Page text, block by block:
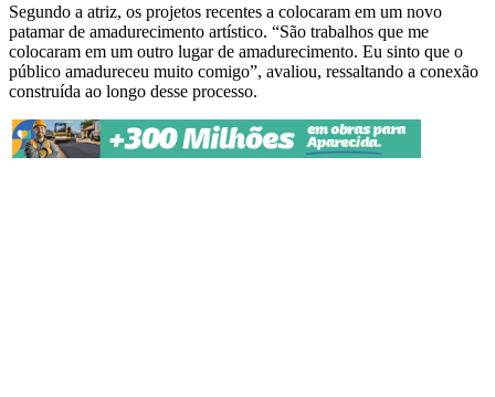
Segundo a atriz, os projetos recentes a colocaram em um novo
patamar de amadurecimento artístico. “São trabalhos que me
colocaram em um outro lugar de amadurecimento. Eu sinto que o
público amadureceu muito comigo”, avaliou, ressaltando a conexão
construída ao longo desse processo.